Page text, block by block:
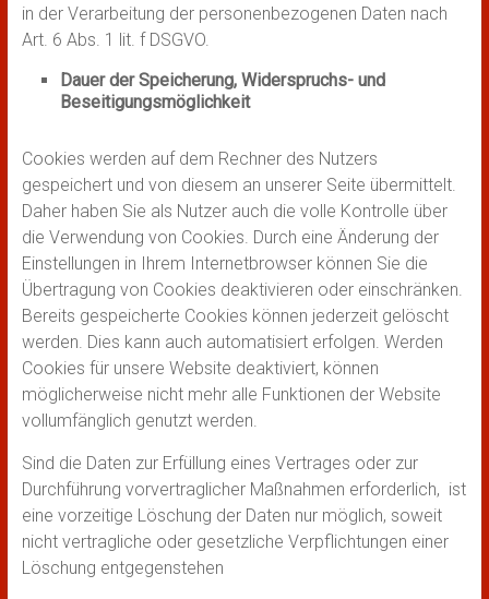
in der Verarbeitung der personenbezogenen Daten nach
Art. 6 Abs. 1 lit. f DSGVO.
Dauer der Speicherung, Widerspruchs- und
Beseitigungsmöglichkeit
Cookies werden auf dem Rechner des Nutzers
gespeichert und von diesem an unserer Seite übermittelt.
Daher haben Sie als Nutzer auch die volle Kontrolle über
die Verwendung von Cookies. Durch eine Änderung der
Einstellungen in Ihrem Internetbrowser können Sie die
Übertragung von Cookies deaktivieren oder einschränken.
Bereits gespeicherte Cookies können jederzeit gelöscht
werden. Dies kann auch automatisiert erfolgen. Werden
Cookies für unsere Website deaktiviert, können
möglicherweise nicht mehr alle Funktionen der Website
vollumfänglich genutzt werden.
Sind die Daten zur Erfüllung eines Vertrages oder zur
Durchführung vorvertraglicher Maßnahmen erforderlich, ist
eine vorzeitige Löschung der Daten nur möglich, soweit
nicht vertragliche oder gesetzliche Verpflichtungen einer
Löschung entgegenstehen